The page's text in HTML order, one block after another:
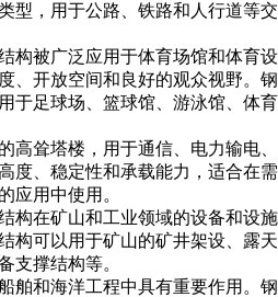
型，用于公路、铁路和人行道等交
构被广泛应用于体育场馆和体育设
、开放空间和良好的观众视野。钢
于足球场、篮球馆、游泳馆、体育
高耸塔楼，用于通信、电力输电、
度、稳定性和承载能力，适合在需
应用中使用。
构在矿山和工业领域的设备和设施
构可以用于矿山的矿井架设、露天
支撑结构等。
舶和海洋工程中具有重要作用。钢